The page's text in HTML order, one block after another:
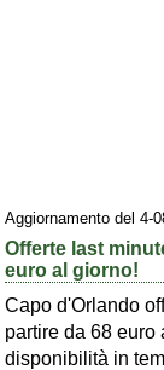
Aggiornamento del 4-
Offerte last
euro al giorno!
Capo d'Orlando
partire da 68 euro
disponibilità in
Eventi e cose
➕ Segnala
Area riservata
Chi siamo